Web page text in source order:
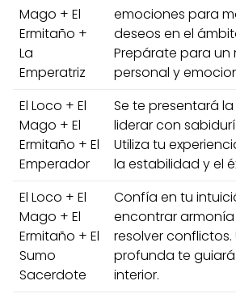
Mago + El
Ermitaño +
La
Emperatriz
emociones para
deseos en el
Prepárate para un
personal y
El Loco + El
Mago + El
Ermitaño + El
Emperador
Se te presentará
liderar con
Utiliza tu
la estabilidad y el
El Loco + El
Mago + El
Ermitaño + El
Sumo
Sacerdote
Confía en tu
encontrar
resolver
profunda te
interior.